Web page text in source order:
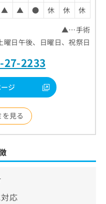
▲ ▲ ● 休 休
休
▲…手術
曜日午後、日曜日、祝祭日
27-2233
ジ
を見る
応